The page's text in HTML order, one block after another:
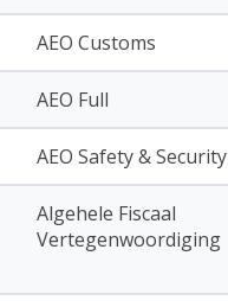
AEO Customs
AEO Full
AEO Safety & Security
Algehele Fiscaal
Vertegenwoordiging